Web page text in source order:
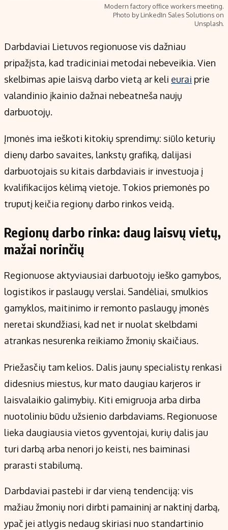
Turinio žymėjimo taisyklės
Kontaktai
Regionų naujienos
Indėlių palūkanos
Modern factory office workers meeting.
Photo by LinkedIn Sales Solutions on
Unsplash.
Darbdaviai Lietuvos regionuose vis dažniau
pripažįsta, kad tradiciniai metodai nebeveikia. Vien
skelbimas apie laisvą darbo vietą ar keli eurai prie
valandinio įkainio dažnai nebeatneša naujų
darbuotojų.
Įmonės ima ieškoti kitokių sprendimų: siūlo keturių
dienų darbo savaites, lankstų grafiką, dalijasi
darbuotojais su kitais darbdaviais ir investuoja į
kvalifikacijos kėlimą vietoje. Tokios priemonės po
truputį keičia regionų darbo rinkos veidą.
Regionų darbo rinka: daug laisvų vietų,
mažai norinčių
Regionuose aktyviausiai darbuotojų ieško gamybos,
logistikos ir paslaugų verslai. Sandėliai, smulkios
gamyklos, maitinimo ir remonto paslaugų įmonės
neretai skundžiasi, kad net ir nuolat skelbdami
atrankas nesurenka reikiamo žmonių skaičiaus.
Priežasčių tam kelios. Dalis jaunų specialistų renkasi
didesnius miestus, kur mato daugiau karjeros ir
laisvalaikio galimybių. Kiti emigruoja arba dirba
nuotoliniu būdu užsienio darbdaviams. Regionuose
lieka daugiausia vietos gyventojai, kurių dalis jau
turi darbą arba nenori jo keisti, nes baiminasi
prarasti stabilumą.
Darbdaviai pastebi ir dar vieną tendenciją: vis
mažiau žmonių nori dirbti pamaininį ar naktinį darbą,
ypač jei atlygis nedaug skiriasi nuo standartinio